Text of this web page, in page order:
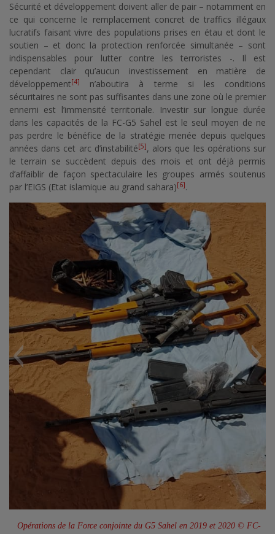
Sécurité et développement doivent aller de pair – notamment en
ce qui concerne le remplacement concret de traffics illégaux
lucratifs faisant vivre des populations prises en étau et dont le
soutien – et donc la protection renforcée simultanée – sont
indispensables pour lutter contre les terroristes -. Il est
cependant clair qu’aucun investissement en matière de
développement[4]
n’aboutira à terme si les conditions
sécuritaires ne sont pas suffisantes dans une zone où le premier
ennemi est l’immensité territoriale. Investir sur longue durée
dans les capacités de la FC-G5 Sahel est le seul moyen de ne
pas perdre le bénéfice de la stratégie menée depuis quelques
années dans cet arc d’instabilité[5], alors que les opérations sur
le terrain se succèdent depuis des mois et ont déjà permis
d’affaiblir de façon spectaculaire les groupes armés soutenus
par l’EIGS (Etat islamique au grand sahara)[6].
Opérations de la Force conjointe du G5 Sahel en 2019 et 2020 © FC-